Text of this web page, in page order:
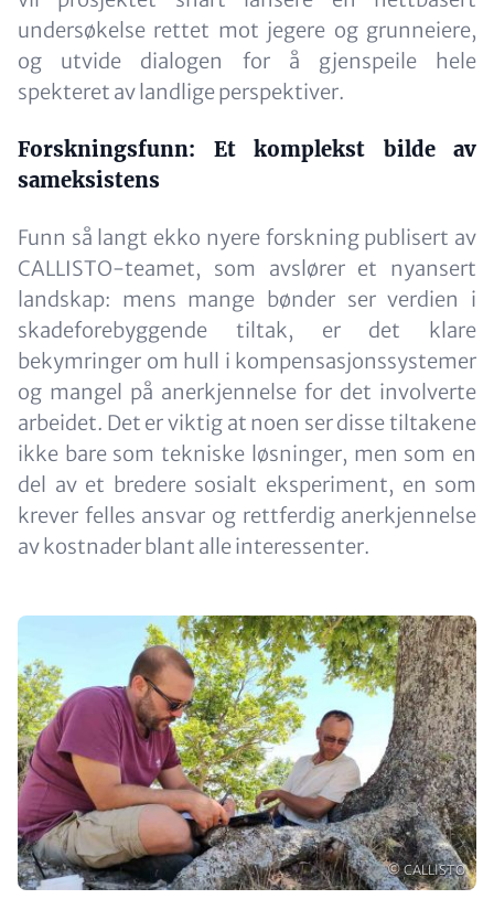
undersøkelse rettet mot jegere og grunneiere,
og utvide dialogen for å gjenspeile hele
spekteret av landlige perspektiver.
Forskningsfunn: Et komplekst bilde av
sameksistens
Funn så langt ekko nyere forskning publisert av
CALLISTO-teamet, som avslører et nyansert
landskap: mens mange bønder ser verdien i
skadeforebyggende tiltak, er det klare
bekymringer om hull i kompensasjonssystemer
og mangel på anerkjennelse for det involverte
arbeidet. Det er viktig at noen ser disse tiltakene
ikke bare som tekniske løsninger, men som en
del av et bredere sosialt eksperiment, en som
krever felles ansvar og rettferdig anerkjennelse
av kostnader blant alle interessenter.
Image
Opphavsrett
© CALLISTO